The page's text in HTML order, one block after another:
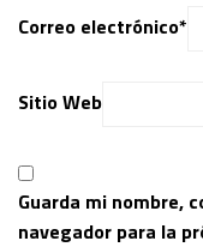
Correo electrónico*
Sitio Web
Guarda mi nombre,
navegador para la